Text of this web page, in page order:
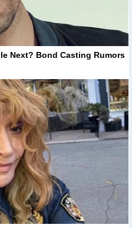
Next? Bond Casting Rumors